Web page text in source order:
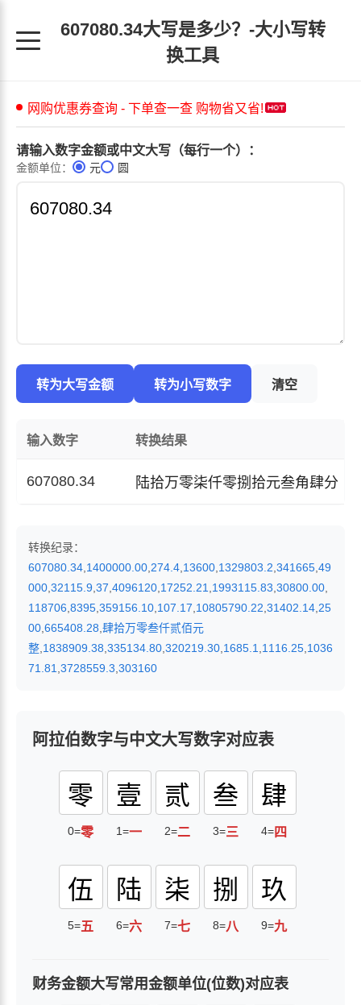
607080.34大写是多少？-大小写转
换工具
请输入数字金额或中文大写（每行一个）：
金额单位： 元 圆
转为大写金额 转为小写数字 清空
输入数字 转换结果
607080.34 陆拾万零柒仟零捌拾元叁角肆分
转换纪录：
607080.34 1400000.00 274.4 13600 1329803.2 341665 49
000 32115.9 37 4096120 17252.21 1993115.83 30800.00
118706 8395 359156.10 107.17 10805790.22 31402.14 25
00 665408.28 肆拾万零叁仟贰佰元
整 1838909.38 335134.80 320219.30 1685.1 1116.25 1036
71.81 3728559.3 303160
阿拉伯数字与中文大写数字对应表
零
0=零
壹
1=一
贰
2=二
叁
3=三
肆
4=四
伍
5=五
陆
6=六
柒
7=七
捌
8=八
玖
9=九
财务金额大写常用金额单位(位数)对应表